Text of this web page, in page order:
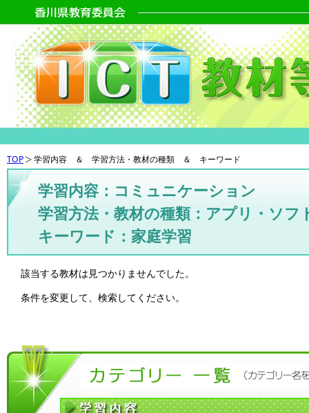
TOP 学習内容 ＆ 学習方法・教材の種類 ＆ キーワード
学習内容：コミュニケーション
学習方法・教材の種類：アプリ・ソフ
キーワード：家庭学習
該当する教材は見つかりませんでした。
条件を変更して、検索してください。